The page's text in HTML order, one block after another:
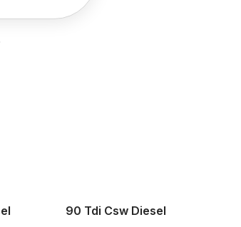
90 Tdi Csw Diesel